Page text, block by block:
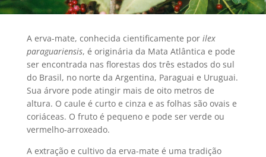
A erva-mate, conhecida cientificamente por ilex
paraguariensis, é originária da Mata Atlântica e pode
ser encontrada nas florestas dos três estados do sul
do Brasil, no norte da Argentina, Paraguai e Uruguai.
Sua árvore pode atingir mais de oito metros de
altura. O caule é curto e cinza e as folhas são ovais e
coriáceas. O fruto é pequeno e pode ser verde ou
vermelho-arroxeado.
A extração e cultivo da erva-mate é uma tradição